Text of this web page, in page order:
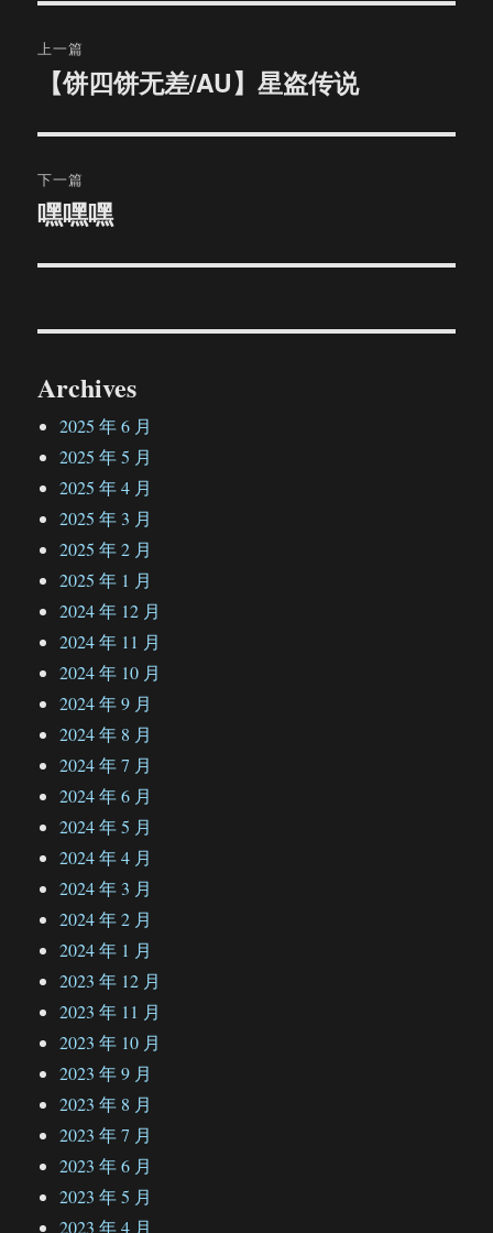
章
航
上一篇
文
章：
【饼四饼无差/AU】星盗传说
下一篇
下
文
嘿嘿嘿
Archives
2025 年 6 月
2025 年 5 月
2025 年 4 月
2025 年 3 月
2025 年 2 月
2025 年 1 月
2024 年 12 月
2024 年 11 月
2024 年 10 月
2024 年 9 月
2024 年 8 月
2024 年 7 月
2024 年 6 月
2024 年 5 月
2024 年 4 月
2024 年 3 月
2024 年 2 月
2024 年 1 月
2023 年 12 月
2023 年 11 月
2023 年 10 月
2023 年 9 月
2023 年 8 月
2023 年 7 月
2023 年 6 月
2023 年 5 月
2023 年 4 月